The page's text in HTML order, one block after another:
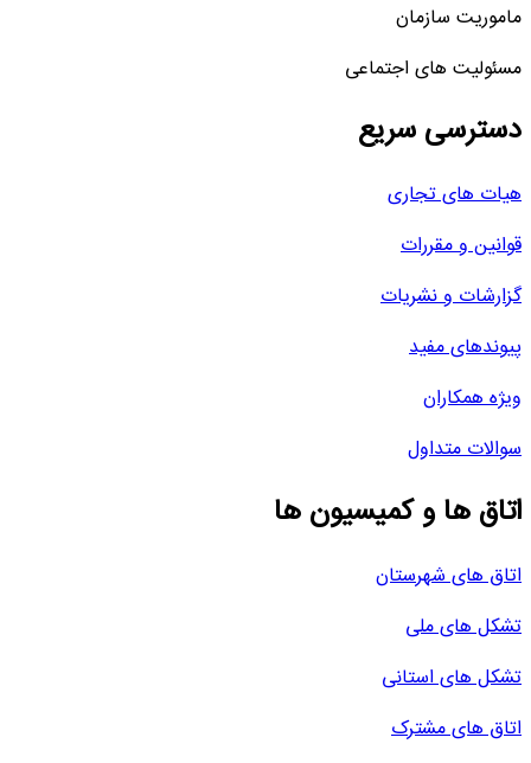
ماموریت سازمان
مسئولیت های اجتماعی
دسترسی سریع
هیات های تجاری
قوانین و مقررات
گزارشات و نشریات
پیوندهای مفید
ویژه همکاران
سوالات متداول
اتاق ها و کمیسیون ها
اتاق های شهرستان
تشکل های ملی
تشکل های استانی
اتاق های مشترک